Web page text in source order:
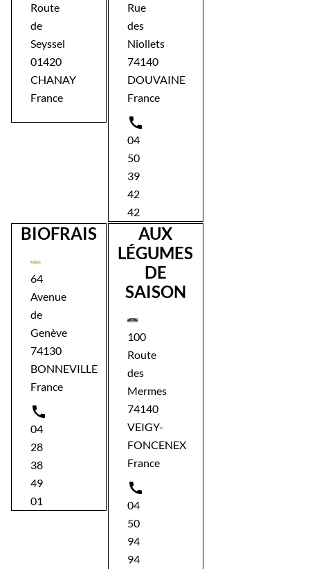
Route
de
Seyssel
01420
CHANAY
France
Rue
des
Niollets
74140
DOUVAINE
France

04
50
39
42
42
BIOFRAIS
64
Avenue
de
Genève
74130
BONNEVILLE
France

04
28
38
49
01
AUX
LÉGUMES
DE
SAISON
100
Route
des
Mermes
74140
VEIGY-
FONCENEX
France

04
50
94
94